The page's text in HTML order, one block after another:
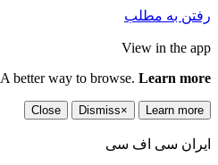
رفتن به مطلب
View in the app
A better way to browse. Learn more
Learn more
×
Dismiss
Close
ایران سی اف سی